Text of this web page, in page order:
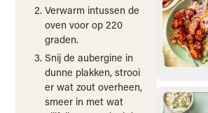
Verwarm intussen de
oven voor op 220
graden.
Snij de aubergine in
dunne plakken, strooi
er wat zout overheen,
smeer in met wat